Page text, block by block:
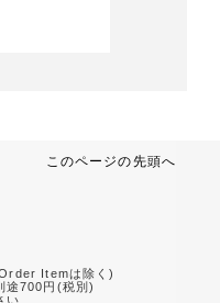
このページの先頭へ
Itemは除く)
途700円(税別)
い